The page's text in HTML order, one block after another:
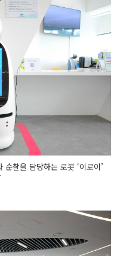
찰을 담당하는 로봇 ‘이로이’